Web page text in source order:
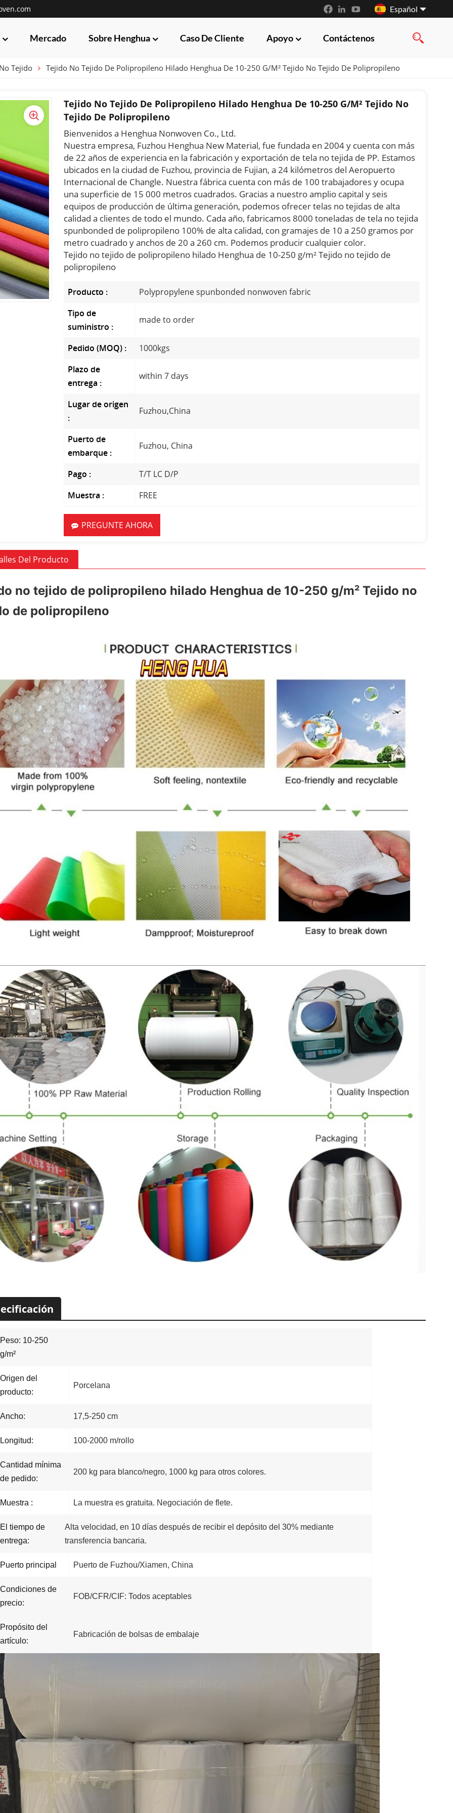
Español
français
Mercado Sobre Henghua Caso De Cliente Apoyo Contáctenos
Tejido Tejido No Tejido De Polipropileno Hilado Henghua De 10-250 G/m² Tejido No Tejido De Polipropileno
Tejido No Tejido De Polipropileno Hilado Henghua De 10-250 G/m² Tejido No
Tejido De Polipropileno
Bienvenidos a Henghua Nonwoven Co., Ltd.
Nuestra empresa, Fuzhou Henghua New Material, fue fundada en 2004 y cuenta con más
de 22 años de experiencia en la fabricación y exportación de tela no tejida de PP. Estamos
ubicados en la ciudad de Fuzhou, provincia de Fujian, a 24 kilómetros del Aeropuerto
Internacional de Changle. Nuestra fábrica cuenta con más de 100 trabajadores y ocupa
una superficie de 15 000 metros cuadrados. Gracias a nuestro amplio capital y seis
equipos de producción de última generación, podemos ofrecer telas no tejidas de alta
calidad a clientes de todo el mundo. Cada año, fabricamos 8000 toneladas de tela no tejida
spunbonded de polipropileno 100% de alta calidad, con gramajes de 10 a 250 gramos por
metro cuadrado y anchos de 20 a 260 cm. Podemos producir cualquier color.
Tejido no tejido de polipropileno hilado Henghua de 10-250 g/m² Tejido no tejido de
polipropileno
Producto :
Polypropylene spunbonded nonwoven fabric
Tipo de
suministro :
made to order
Pedido (MOQ) :
1000kgs
Plazo de
entrega :
within 7 days
Lugar de origen
:
Fuzhou,China
Puerto de
embarque :
Fuzhou, China
Pago :
T/T LC D/P
Muestra :
FREE
PREGUNTE AHORA
Del Producto
no tejido de polipropileno hilado Henghua de 10-250 g/m² Tejido no
de polipropileno
Peso: 10-250
g/m²
Origen del
producto:
Porcelana
Ancho: 17,5-250 cm
Longitud: 100-2000 m/rollo
Cantidad mínima
de pedido:
200 kg para blanco/negro, 1000 kg para otros colores.
Muestra : La muestra es gratuita. Negociación de flete.
El tiempo de
entrega:
Alta velocidad, en 10 días después de recibir el depósito del 30% mediante
transferencia bancaria.
Puerto principal Puerto de Fuzhou/Xiamen, China
Condiciones de
precio:
FOB/CFR/CIF: Todos aceptables
Propósito del
artículo:
Fabricación de bolsas de embalaje